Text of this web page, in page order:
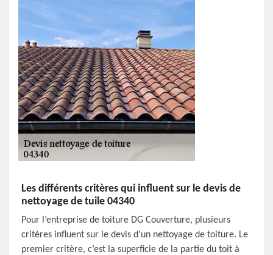
Les différents critères qui influent sur le devis de
nettoyage de tuile 04340
Pour l’entreprise de toiture DG Couverture, plusieurs
critères influent sur le devis d’un nettoyage de toiture. Le
premier critère, c’est la superficie de la partie du toit à